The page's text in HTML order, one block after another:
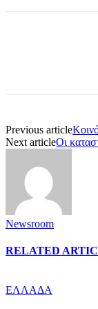
Previous article
Next articleΟι
Newsroom
RELATED
ΕΛΛΑΔΑ